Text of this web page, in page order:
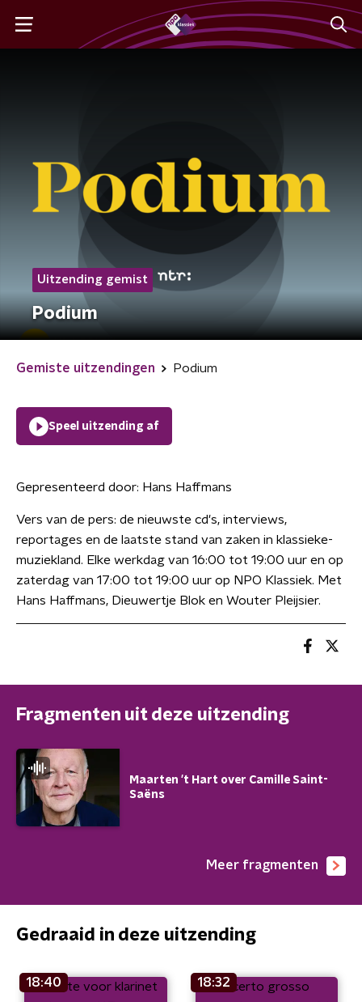
Uitzending gemist
Podium
Gemiste uitzendingen Podium
Speel uitzending af
Gepresenteerd door: Hans Haffmans
Vers van de pers: de nieuwste cd's, interviews,
reportages en de laatste stand van zaken in klassieke-
muziekland. Elke werkdag van 16:00 tot 19:00 uur en op
zaterdag van 17:00 tot 19:00 uur op NPO Klassiek. Met
Hans Haffmans, Dieuwertje Blok en Wouter Pleijsier.
Fragmenten uit deze uitzending
Maarten 't Hart over Camille Saint-
Saëns
Meer fragmenten
Gedraaid in deze uitzending
18:40 18:32